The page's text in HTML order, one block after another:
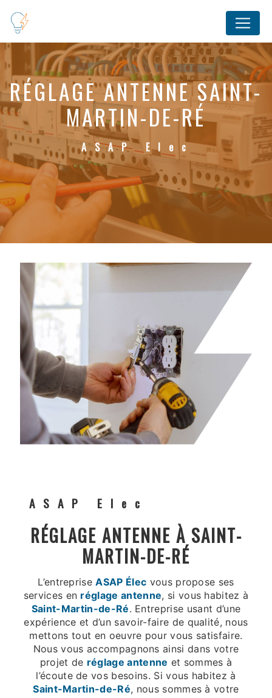
RÉGLAGE ANTENNE SAINT-
MARTIN-DE-RÉ
ASAP Elec
ASAP Elec
RÉGLAGE ANTENNE À SAINT-
MARTIN-DE-RÉ
L’entrepriseASAP Élec vous propose ses
services en réglage antenne, si vous habitez à
Saint-Martin-de-Ré. Entreprise usant d’une
expérience et d’un savoir-faire de qualité, nous
mettons tout en oeuvre pour vous satisfaire.
Nous vous accompagnons ainsi dans votre
projet de réglage antenne et sommes à
l’écoute de vos besoins. Si vous habitez à
Saint-Martin-de-Ré, nous sommes à votre